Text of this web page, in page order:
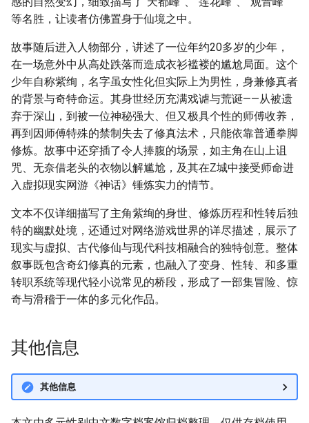
等名胜，让读者仿佛置身于仙境之中。
故事随后进入人物部分，讲述了一位年约20多岁的少年，
在一场意外中从高处跌落而造成衣衫褴褛的尴尬局面。这个
少年自称紫绚，名字虽女性化但实际上为男性，身兼修真者
的背景与奇特命运。其身世经历充满戏谑与荒诞——从被遗
弃于深山，到被一位神秘强大、但又极具个性的师傅收养，
再到因师傅特殊的禁制失去了修真法术，只能依靠普通拳脚
修炼。故事中还穿插了令人捧腹的场景，如主角在山上诅
咒、无奈借老头的衣物以解尴尬，及其在Z城中接受师命进
入虚拟现实网游《神话》锤炼实力的情节。
文本不仅详细描写了主角紫绚的身世、修炼历程和性转后独
特的幽默处境，还通过对网络游戏世界的详尽描述，展示了
现实与虚拟、古代修仙与现代科技相融合的独特创意。整体
叙事既包含奇幻修真的元素，也融入了变身、性转、和多重
转职系统等现代轻小说常见的桥段，形成了一部集冒险、惊
奇与滑稽于一体的多元化作品。
其他信息
其他信息